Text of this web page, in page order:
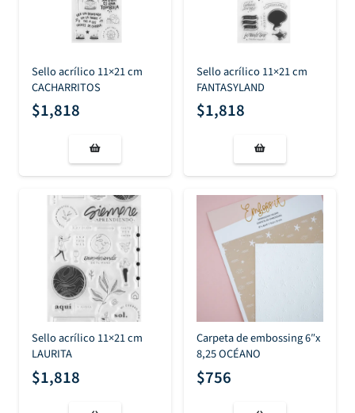
Sello acrílico 11×21 cm
CACHARRITOS
$1,818
Sello acrílico 11×21 cm
FANTASYLAND
$1,818
Sello acrílico 11×21 cm
LAURITA
$1,818
Carpeta de embossing 6″x
8,25 OCÉANO
$756